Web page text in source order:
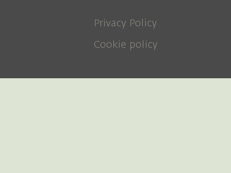
Privacy Policy
Cookie policy